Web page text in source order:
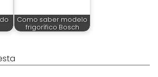
Como saber modelo
frigorífico Bosch